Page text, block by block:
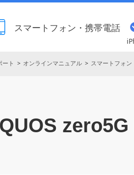
スマートフォン・携帯電話
ート オンラインマニュアル スマートフォン